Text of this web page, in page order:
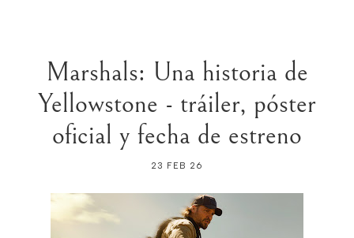
Marshals: Una historia de
Yellowstone - tráiler, póster
oficial y fecha de estreno
23 FEB 26